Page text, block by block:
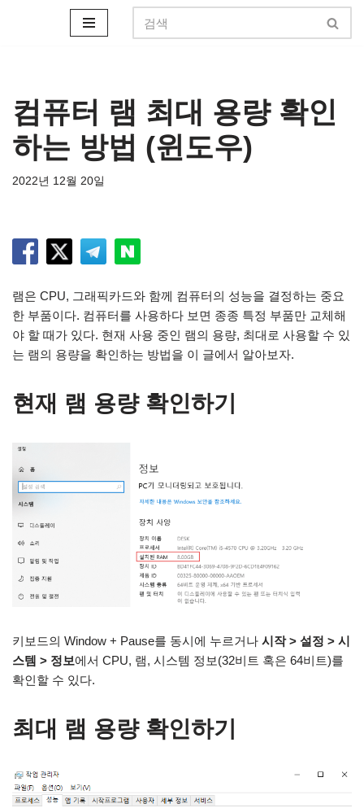
로
건
너
뛰
기
컴퓨터 램 최대 용량 확인
하는 방법 (윈도우)
2022년 12월 20일
램은 CPU, 그래픽카드와 함께 컴퓨터의 성능을 결정하는 중요
한 부품이다. 컴퓨터를 사용하다 보면 종종 특정 부품만 교체해
야 할 때가 있다. 현재 사용 중인 램의 용량, 최대로 사용할 수 있
는 램의 용량을 확인하는 방법을 이 글에서 알아보자.
현재 램 용량 확인하기
키보드의 Window + Pause를 동시에 누르거나 시작 > 설정 > 시
스템 > 정보에서 CPU, 램, 시스템 정보(32비트 혹은 64비트)를
확인할 수 있다.
최대 램 용량 확인하기